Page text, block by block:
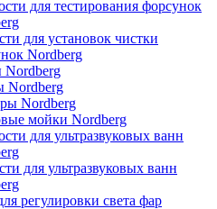
для тестирования форсунок
для установок чистки
Nordberg
Nordberg
Nordberg
Nordberg
мойки Nordberg
для ультразвуковых ванн
для ультразвуковых ванн
регулировки света фар